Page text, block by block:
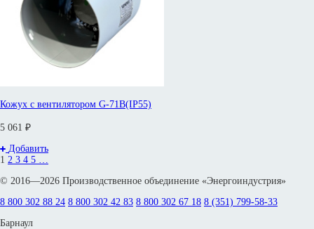
Кожух с вентилятором G-71B(IP55)
5 061 ₽
Добавить
1 2 3 4 5
© 2016—2026 Производственное объединение «Энергоиндустрия»
8 800 302 88 24 8 800 302 42 83 8 800 302 67 18 8 (351) 799-58-33
Барнаул